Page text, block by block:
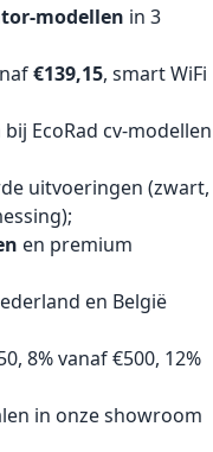
modellen in 3
€139,15, smart WiFi
EcoRad cv-modellen
uitvoeringen (zwart,
en premium
en België
8% vanaf €500, 12%
in onze showroom